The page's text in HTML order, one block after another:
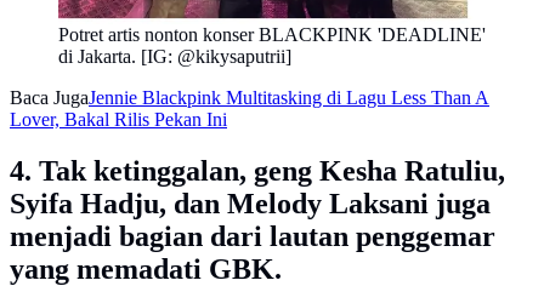
Potret artis nonton konser BLACKPINK 'DEADLINE'
di Jakarta. [IG: @kikysaputrii]
Baca JugaJennie Blackpink Multitasking di Lagu Less Than A
Lover, Bakal Rilis Pekan Ini
4. Tak ketinggalan, geng Kesha Ratuliu,
Syifa Hadju, dan Melody Laksani juga
menjadi bagian dari lautan penggemar
yang memadati GBK.